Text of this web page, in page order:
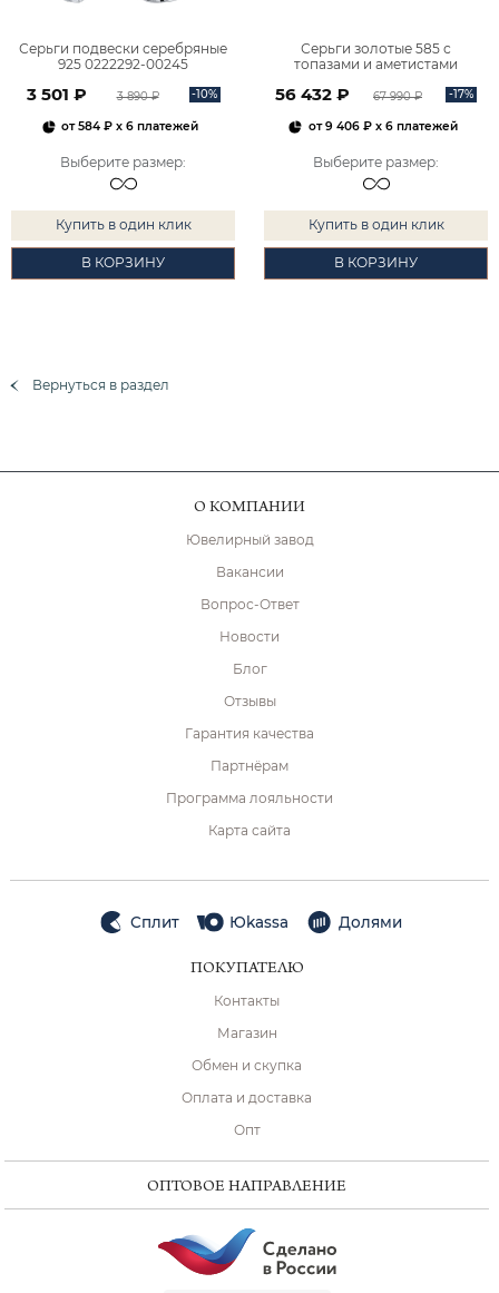
Серьги подвески серебряные
925 0222292-00245
3 501 ₽ 3 890 ₽ -10%
от584 ₽ x 6 платежей
Выберите размер:
Купить в один клик
В КОРЗИНУ
Серьги золотые 585 с
топазами и аметистами
56 432 ₽ 67 990 ₽ -17%
от9 406 ₽x 6 платежей
Выберите размер:
Купить в один клик
В КОРЗИНУ
Вернуться в раздел
О КОМПАНИИ
Ювелирный завод
Вакансии
Вопрос-Ответ
Новости
Блог
Отзывы
Гарантия качества
Партнёрам
Программа лояльности
Карта сайта
Сплит Юkassa Долями
ПОКУПАТЕЛЮ
Контакты
Магазин
Обмен и скупка
Оплата и доставка
Опт
ОПТОВОЕ НАПРАВЛЕНИЕ